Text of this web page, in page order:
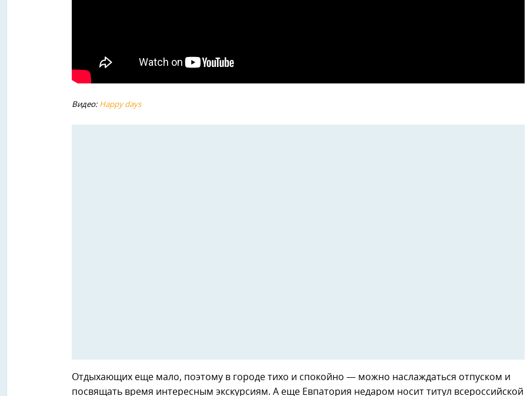
Видео: Happy days
Отдыхающих еще мало, поэтому в городе тихо и спокойно — можно наслаждаться отпуском и
посвящать время интересным экскурсиям. А еще Евпатория недаром носит титул всероссийской